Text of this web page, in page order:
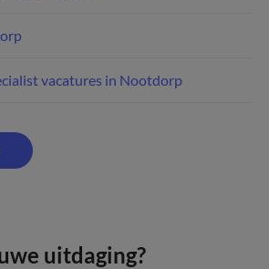
vacatures in Nootdorp
uitdaging?